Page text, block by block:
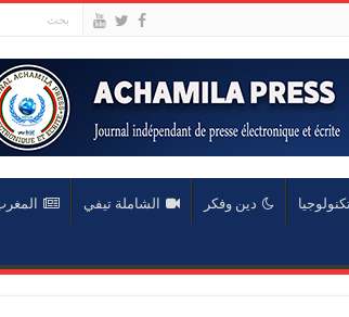
دين وفكر الشاملة تيفي